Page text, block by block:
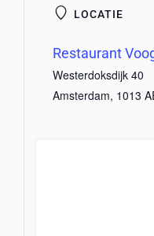
LOCATIE
Restaurant
Westerdoksdijk 40
Amsterdam, 1013